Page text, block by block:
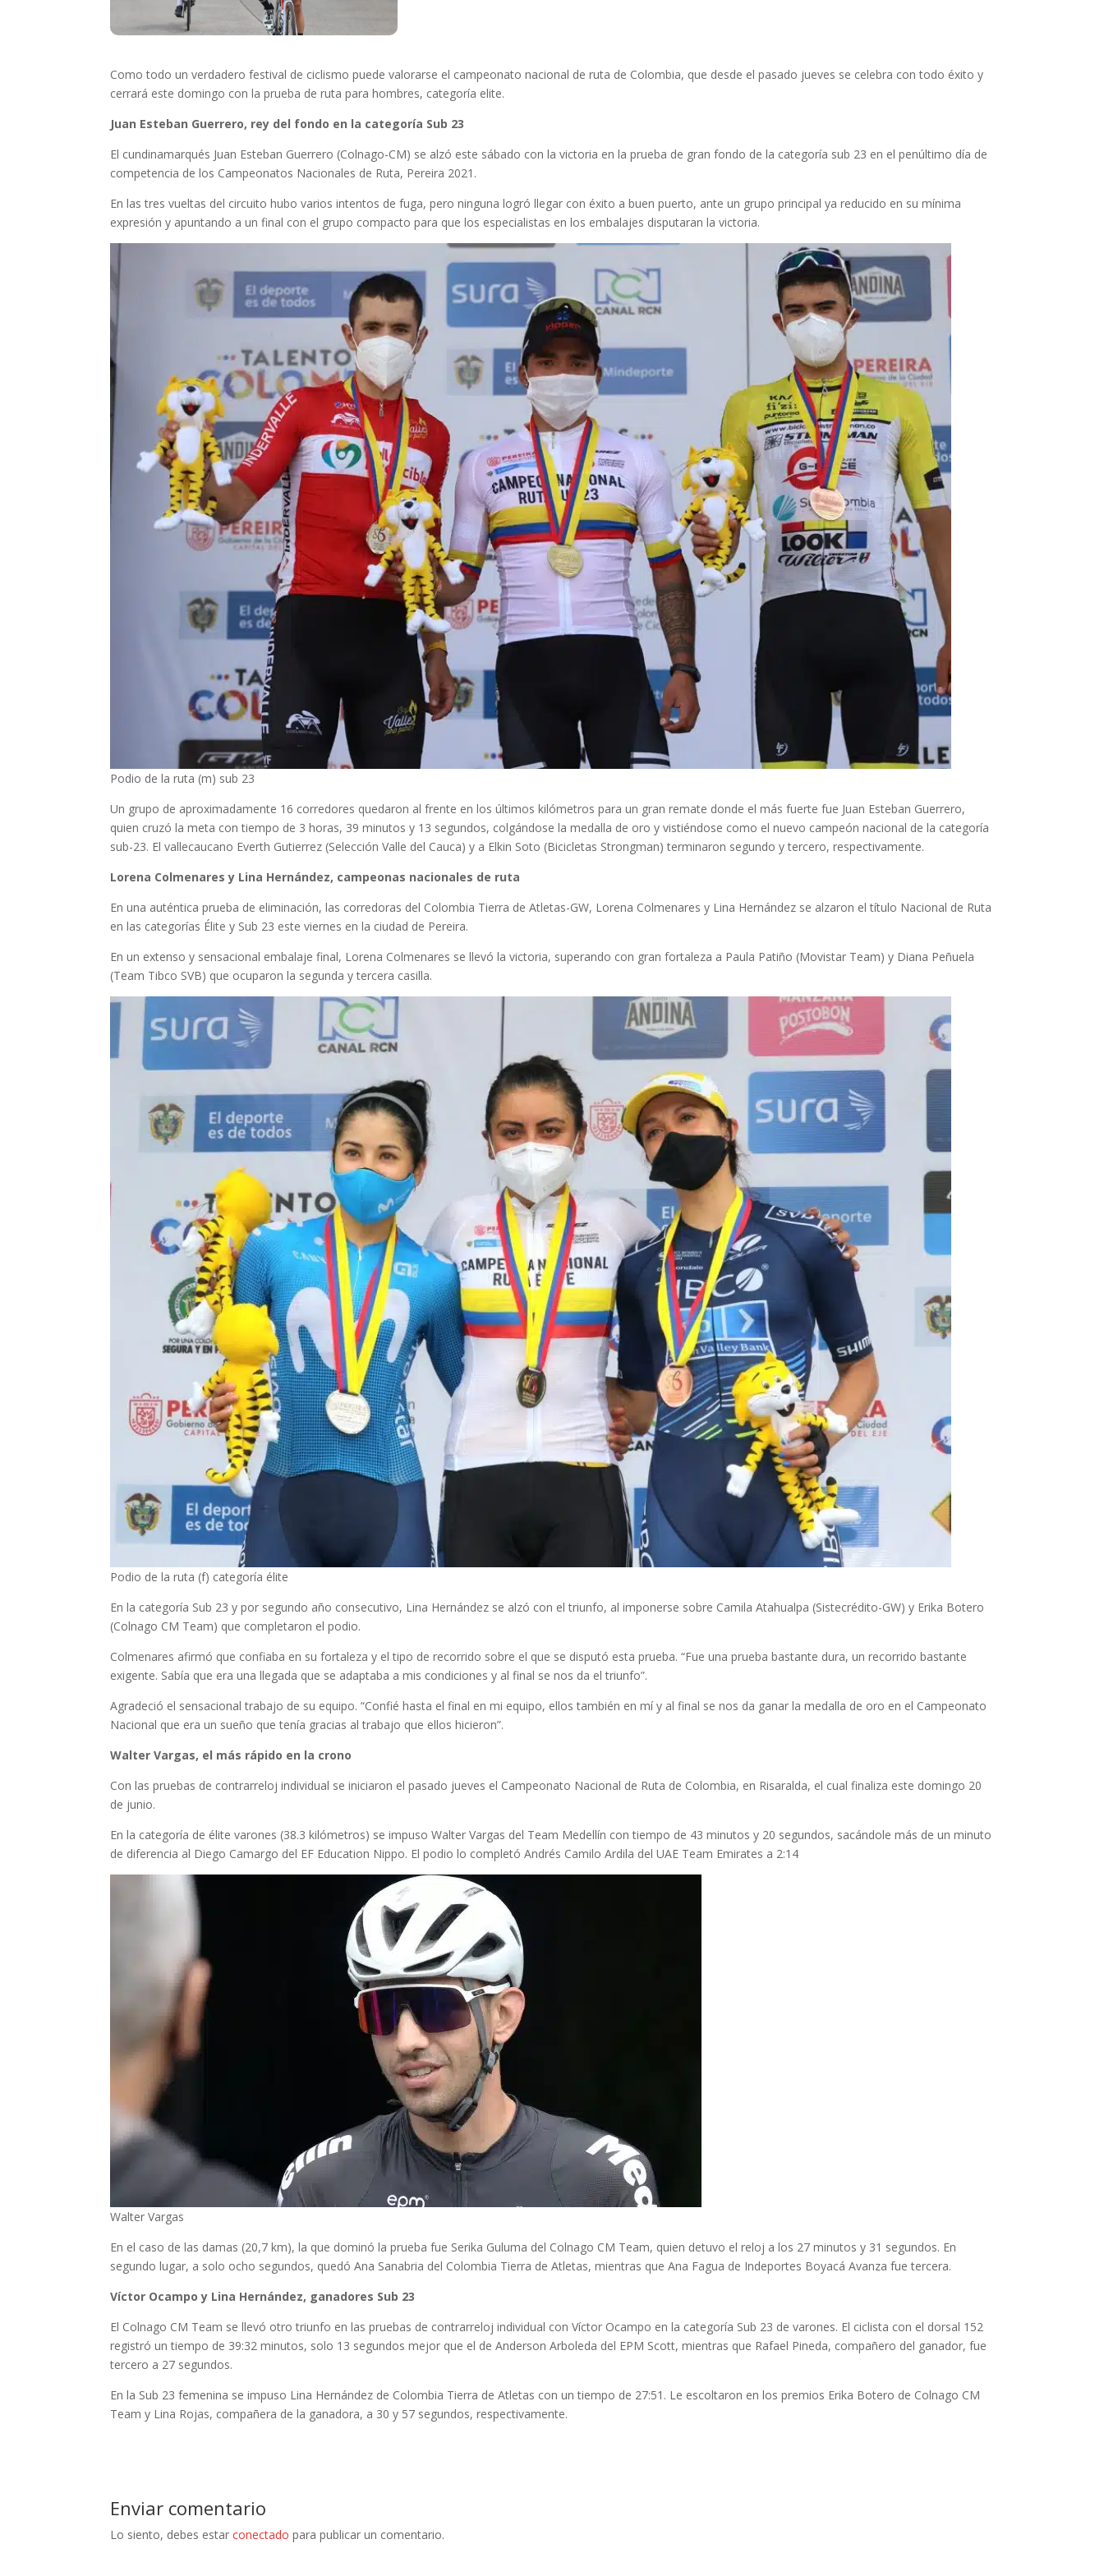
Como todo un verdadero festival de ciclismo puede valorarse el campeonato nacional de ruta de Colombia, que desde el pasado jueves se celebra con todo éxito y
cerrará este domingo con la prueba de ruta para hombres, categoría elite.
Juan Esteban Guerrero, rey del fondo en la categoría Sub 23
El cundinamarqués Juan Esteban Guerrero (Colnago-CM) se alzó este sábado con la victoria en la prueba de gran fondo de la categoría sub 23 en el penúltimo día de
competencia de los Campeonatos Nacionales de Ruta, Pereira 2021.
En las tres vueltas del circuito hubo varios intentos de fuga, pero ninguna logró llegar con éxito a buen puerto, ante un grupo principal ya reducido en su mínima
expresión y apuntando a un final con el grupo compacto para que los especialistas en los embalajes disputaran la victoria.
Podio de la ruta (m) sub 23
Un grupo de aproximadamente 16 corredores quedaron al frente en los últimos kilómetros para un gran remate donde el más fuerte fue Juan Esteban Guerrero,
quien cruzó la meta con tiempo de 3 horas, 39 minutos y 13 segundos, colgándose la medalla de oro y vistiéndose como el nuevo campeón nacional de la categoría
sub-23. El vallecaucano Everth Gutierrez (Selección Valle del Cauca) y a Elkin Soto (Bicicletas Strongman) terminaron segundo y tercero, respectivamente.
Lorena Colmenares y Lina Hernández, campeonas nacionales de ruta
En una auténtica prueba de eliminación, las corredoras del Colombia Tierra de Atletas-GW, Lorena Colmenares y Lina Hernández se alzaron el título Nacional de Ruta
en las categorías Élite y Sub 23 este viernes en la ciudad de Pereira.
En un extenso y sensacional embalaje final, Lorena Colmenares se llevó la victoria, superando con gran fortaleza a Paula Patiño (Movistar Team) y Diana Peñuela
(Team Tibco SVB) que ocuparon la segunda y tercera casilla.
Podio de la ruta (f) categoría élite
En la categoría Sub 23 y por segundo año consecutivo, Lina Hernández se alzó con el triunfo, al imponerse sobre Camila Atahualpa (Sistecrédito-GW) y Erika Botero
(Colnago CM Team) que completaron el podio.
Colmenares afirmó que confiaba en su fortaleza y el tipo de recorrido sobre el que se disputó esta prueba. “Fue una prueba bastante dura, un recorrido bastante
exigente. Sabía que era una llegada que se adaptaba a mis condiciones y al final se nos da el triunfo”.
Agradeció el sensacional trabajo de su equipo. “Confié hasta el final en mi equipo, ellos también en mí y al final se nos da ganar la medalla de oro en el Campeonato
Nacional que era un sueño que tenía gracias al trabajo que ellos hicieron”.
Walter Vargas, el más rápido en la crono
Con las pruebas de contrarreloj individual se iniciaron el pasado jueves el Campeonato Nacional de Ruta de Colombia, en Risaralda, el cual finaliza este domingo 20
de junio.
En la categoría de élite varones (38.3 kilómetros) se impuso Walter Vargas del Team Medellín con tiempo de 43 minutos y 20 segundos, sacándole más de un minuto
de diferencia al Diego Camargo del EF Education Nippo. El podio lo completó Andrés Camilo Ardila del UAE Team Emirates a 2:14
Walter Vargas
En el caso de las damas (20,7 km), la que dominó la prueba fue Serika Guluma del Colnago CM Team, quien detuvo el reloj a los 27 minutos y 31 segundos. En
segundo lugar, a solo ocho segundos, quedó Ana Sanabria del Colombia Tierra de Atletas, mientras que Ana Fagua de Indeportes Boyacá Avanza fue tercera.
Víctor Ocampo y Lina Hernández, ganadores Sub 23
El Colnago CM Team se llevó otro triunfo en las pruebas de contrarreloj individual con Víctor Ocampo en la categoría Sub 23 de varones. El ciclista con el dorsal 152
registró un tiempo de 39:32 minutos, solo 13 segundos mejor que el de Anderson Arboleda del EPM Scott, mientras que Rafael Pineda, compañero del ganador, fue
tercero a 27 segundos.
En la Sub 23 femenina se impuso Lina Hernández de Colombia Tierra de Atletas con un tiempo de 27:51. Le escoltaron en los premios Erika Botero de Colnago CM
Team y Lina Rojas, compañera de la ganadora, a 30 y 57 segundos, respectivamente.
Enviar comentario
Lo siento, debes estarconectado para publicar un comentario.